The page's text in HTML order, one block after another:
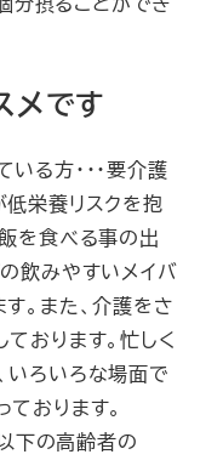
メです
る方・・・要介護
栄養リスクを抱
を食べる事の出
飲みやすいメイバ
。また、介護をさ
おります。忙しく
いろいろな場面で
おります。
以下の高齢者の